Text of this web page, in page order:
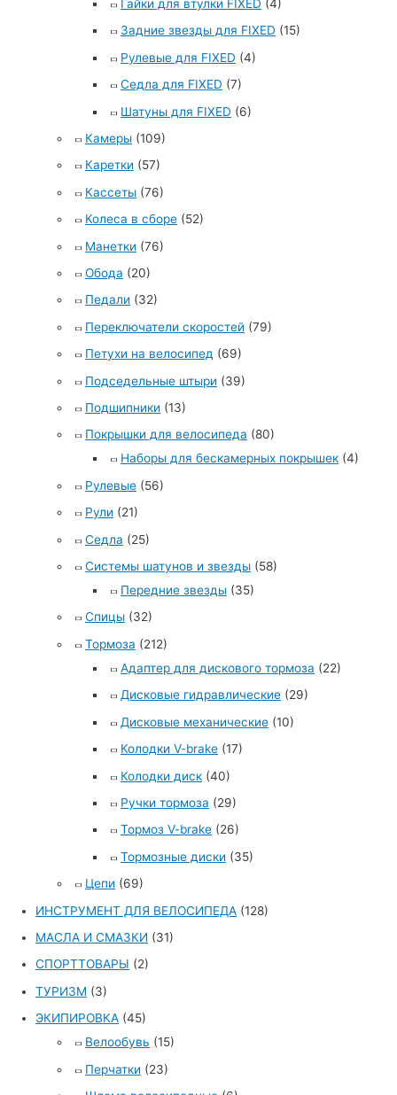
Гайки для втулки FIXED (4)
Задние звезды для FIXED (15)
Рулевые для FIXED (4)
Седла для FIXED (7)
Шатуны для FIXED (6)
Камеры (109)
Каретки (57)
Кассеты (76)
Колеса в сборе (52)
Манетки (76)
Обода (20)
Педали (32)
Переключатели скоростей (79)
Петухи на велосипед (69)
Подседельные штыри (39)
Подшипники (13)
Покрышки для велосипеда (80)
Наборы для бескамерных покрышек (4)
Рулевые (56)
Рули (21)
Седла (25)
Системы шатунов и звезды (58)
Передние звезды (35)
Спицы (32)
Тормоза (212)
Адаптер для дискового тормоза (22)
Дисковые гидравлические (29)
Дисковые механические (10)
Колодки V-brake (17)
Колодки диск (40)
Ручки тормоза (29)
Тормоз V-brake (26)
Тормозные диски (35)
Цепи (69)
ИНСТРУМЕНТ ДЛЯ ВЕЛОСИПЕДА (128)
МАСЛА И СМАЗКИ (31)
СПОРТТОВАРЫ (2)
ТУРИЗМ (3)
ЭКИПИРОВКА (45)
Велообувь (15)
Перчатки (23)